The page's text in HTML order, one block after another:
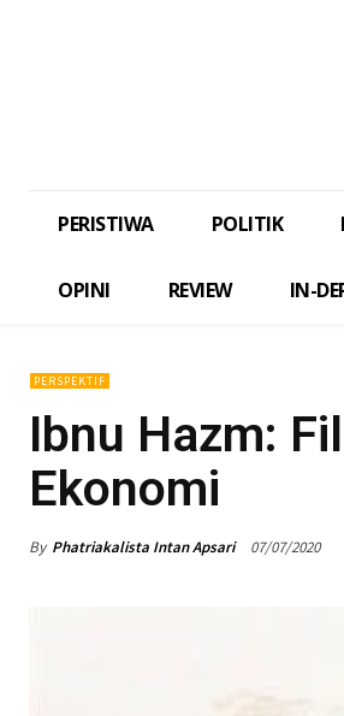
PERISTIWA POLITIK
OPINI REVIEW IN-
PERSPEKTIF
Ibnu Hazm:
Ekonomi
By Phatriakalista Intan Apsari 07/07/2020